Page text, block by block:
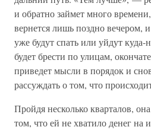
и обратно займет много
вернется лишь поздно вечером,
уже будут спать или уйдут
будет брести по улицам,
приведет мысли в порядок и
рассуждать о том, что
Пройдя несколько кварталов,
том, что ей не хватило денег на